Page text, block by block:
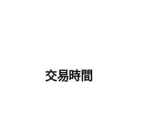
交易時間